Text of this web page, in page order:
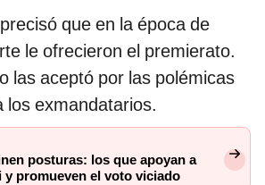
que en la época de
le ofrecieron el premierato.
las aceptó por las polémicas
los exmandatarios.
posturas: los que apoyan a
y promueven el voto viciado